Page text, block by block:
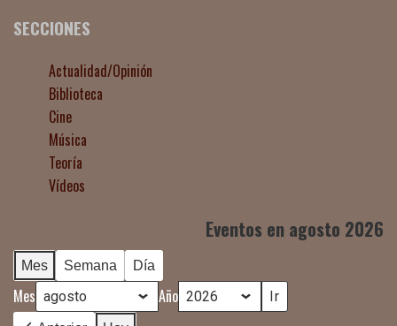
SECCIONES
Actualidad/Opinión
Biblioteca
Cine
Música
Teoría
Vídeos
Eventos en agosto 2026
Mes Semana Día
Mes Año